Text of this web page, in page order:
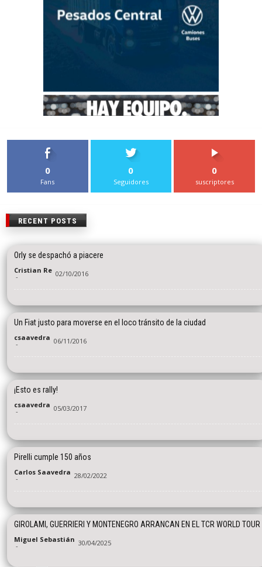
0
Fans
0
Seguidores
0
suscriptores
RECENT POSTS
Orly se despachó a piacere
Cristian Re
- 02/10/2016
Un Fiat justo para moverse en el loco tránsito de la ciudad
csaavedra
- 06/11/2016
¡Esto es rally!
csaavedra
- 05/03/2017
Pirelli cumple 150 años
Carlos Saavedra
- 28/02/2022
GIROLAMI, GUERRIERI Y MONTENEGRO ARRANCAN EN EL TCR WORLD TOUR
Miguel Sebastián
- 30/04/2025